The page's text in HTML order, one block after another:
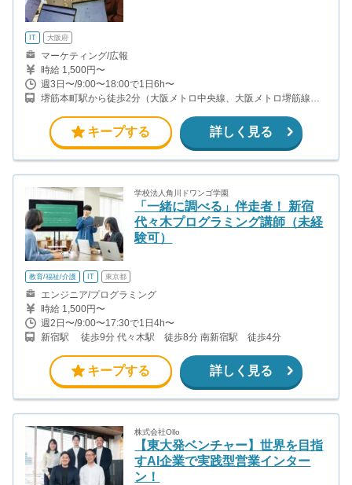
IT 大阪府
マーケティング/広報
時給 1,500円〜
週3日〜/9:00〜18:00で1日6h〜
堺筋本町駅から徒歩2分（大阪メトロ中央線、大阪メトロ堺筋線）
阪メトロ四つ橋線）
キープする 詳しく見る
学校法人角川ドワンゴ学園
「一緒に調べる」伴走者！ 新宿
代々木プログラミング講師（未経
験可）
教育/福祉/介護 IT 東京都
エンジニア/プログラミング
時給 1,500円〜
週2日〜/9:00〜17:30で1日4h〜
新宿駅 徒歩9分 代々木駅 徒歩8分 南新宿駅 徒歩4分
キープする 詳しく見る
株式会社Ollo
【東大発ベンチャー】世界を目指
すAI企業で実践型営業インター
ン！